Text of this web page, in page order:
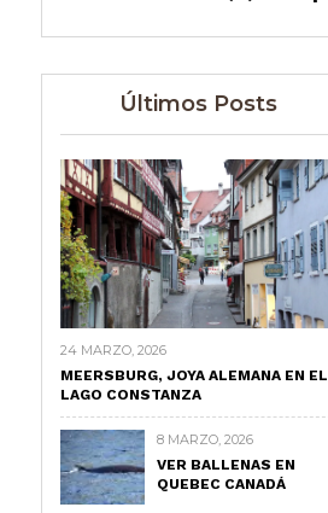
Últimos Posts
24 MARZO, 2026
MEERSBURG, JOYA ALEMANA EN EL
LAGO CONSTANZA
8 MARZO, 2026
VER BALLENAS EN
QUEBEC CANADÁ